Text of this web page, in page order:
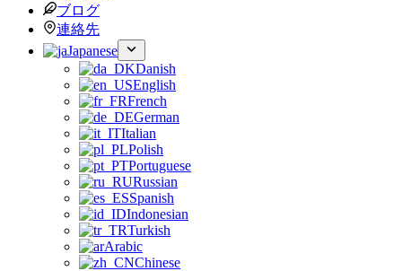
ブログ
連絡先
Japanese
Danish
English
French
German
Italian
Polish
Portuguese
Russian
Spanish
Indonesian
Turkish
Arabic
Chinese